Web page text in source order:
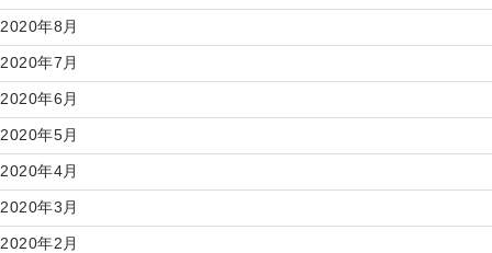
2020年8月
2020年7月
2020年6月
2020年5月
2020年4月
2020年3月
2020年2月